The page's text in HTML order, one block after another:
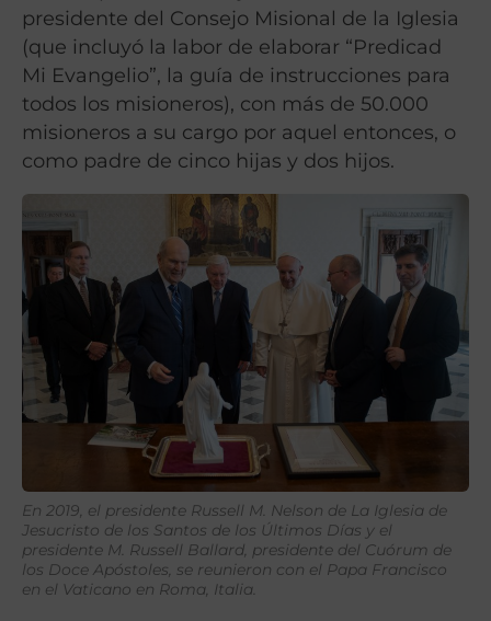
presidente del Consejo Misional de la Iglesia
(que incluyó la labor de elaborar “Predicad
Mi Evangelio”, la guía de instrucciones para
todos los misioneros), con más de 50.000
misioneros a su cargo por aquel entonces, o
como padre de cinco hijas y dos hijos.
En 2019, el presidente Russell M. Nelson de La Iglesia de
Jesucristo de los Santos de los Últimos Días y el
presidente M. Russell Ballard, presidente del Cuórum de
los Doce Apóstoles, se reunieron con el Papa Francisco
en el Vaticano en Roma, Italia.